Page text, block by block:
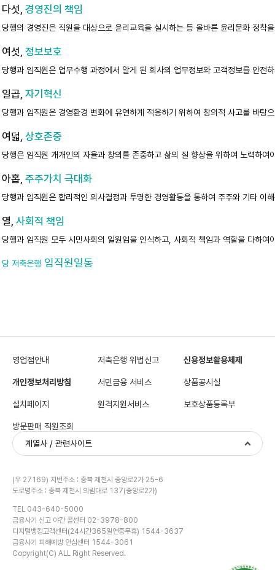
다섯, 경영진의 책임
당행의 경영진은 직원을 대상으로 윤리교육을 실시하는 등 올바른 윤리문화 정착
여섯, 정보보호
당행과 임직원은 업무수행 과정에서 알게 된 회사의 업무정보와 고객정보를 안전
일곱, 자기혁신
당행과 임직원은 경영환경 변화에 유연하게 적응하기 위하여 창의적 사고를 바탕
여덟, 상호존중
당행은 임직원 개개인의 자율과 창의를 존중하고 삶의 질 향상을 위하여 노력하
아홉, 주주가치 극대화
당행과 임직원은 합리적인 의사결정과 투명한 경영활동을 통하여 주주와 기타 이
열, 사회적 책임
당행과 임직원 모두 시민사회의 일원임을 인식하고, 사회적 책임과 역할을 다하여
당 저축은행 임직원일동
영업점안내 저축은행 위법신고 신용정보활용체제
개인정보처리방침 서민금융 서비스 상품공시실
설치페이지 원격지원서비스 보호상품등록부
방문판매 직원조회
계열사 / 관련사이트
(우 27169) 지번주소 : 충북 제천시 중앙로2가 25-6
도로명주소 : 충북 제천시 의림대로 137(중앙로2가)
TEL 043-640-5000
금융사기 신고 야간 콜센터 02-3978-800
디지털뱅킹고객센터(24시간365일연중무휴) 1544-3637
금융사기 피해예방 안심센터 1544-3061
Copyright(C) ALL Right Reserved.